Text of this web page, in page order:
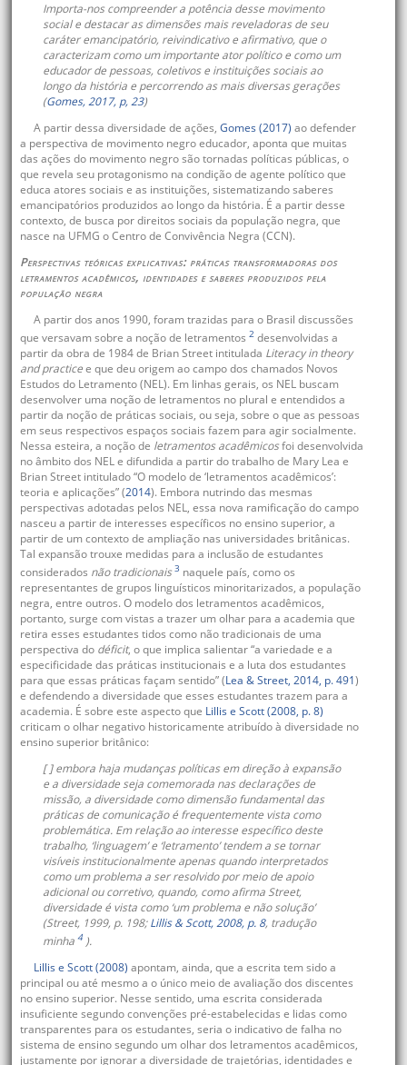
Importa-nos compreender a potência desse movimento
social e destacar as dimensões mais reveladoras de seu
caráter emancipatório, reivindicativo e afirmativo, que o
caracterizam como um importante ator político e como um
educador de pessoas, coletivos e instituições sociais ao
longo da história e percorrendo as mais diversas gerações
(Gomes, 2017, p, 23)
A partir dessa diversidade de ações, Gomes (2017) ao defender
a perspectiva de movimento negro educador, aponta que muitas
das ações do movimento negro são tornadas políticas públicas, o
que revela seu protagonismo na condição de agente político que
educa atores sociais e as instituições, sistematizando saberes
emancipatórios produzidos ao longo da história. É a partir desse
contexto, de busca por direitos sociais da população negra, que
nasce na UFMG o Centro de Convivência Negra (CCN).
Perspectivas teóricas explicativas: práticas transformadoras dos
letramentos acadêmicos, identidades e saberes produzidos pela
população negra
A partir dos anos 1990, foram trazidas para o Brasil discussões
que versavam sobre a noção de letramentos 2 desenvolvidas a
partir da obra de 1984 de Brian Street intitulada Literacy in theory
and practicee que deu origem ao campo dos chamados Novos
Estudos do Letramento (NEL). Em linhas gerais, os NEL buscam
desenvolver uma noção de letramentos no plural e entendidos a
partir da noção de práticas sociais, ou seja, sobre o que as pessoas
em seus respectivos espaços sociais fazem para agir socialmente.
Nessa esteira, a noção de letramentos acadêmicosfoi desenvolvida
no âmbito dos NEL e difundida a partir do trabalho de Mary Lea e
Brian Street intitulado “O modelo de ‘letramentos acadêmicos’:
teoria e aplicações” (2014). Embora nutrindo das mesmas
perspectivas adotadas pelos NEL, essa nova ramificação do campo
nasceu a partir de interesses específicos no ensino superior, a
partir de um contexto de ampliação nas universidades britânicas.
Tal expansão trouxe medidas para a inclusão de estudantes
considerados não tradicionais 3 naquele país, como os
representantes de grupos linguísticos minoritarizados, a população
negra, entre outros. O modelo dos letramentos acadêmicos,
portanto, surge com vistas a trazer um olhar para a academia que
retira esses estudantes tidos como não tradicionais de uma
perspectiva do déficit, o que implica salientar “a variedade e a
especificidade das práticas institucionais e a luta dos estudantes
para que essas práticas façam sentido” (Lea & Street, 2014, p. 491)
e defendendo a diversidade que esses estudantes trazem para a
academia. É sobre este aspecto que Lillis e Scott (2008, p. 8)
criticam o olhar negativo historicamente atribuído à diversidade no
ensino superior britânico:
[ ] embora haja mudanças políticas em direção à expansão
e a diversidade seja comemorada nas declarações de
missão, a diversidade como dimensão fundamental das
práticas de comunicação é frequentemente vista como
problemática. Em relação ao interesse específico deste
trabalho, ‘linguagem’ e ‘letramento’ tendem a se tornar
visíveis institucionalmente apenas quando interpretados
como um problema a ser resolvido por meio de apoio
adicional ou corretivo, quando, como afirma Street,
diversidade é vista como ‘um problema e não solução’
(Street, 1999, p. 198;Lillis & Scott, 2008, p. 8, tradução
minha 4 ).
Lillis e Scott (2008) apontam, ainda, que a escrita tem sido a
principal ou até mesmo a o único meio de avaliação dos discentes
no ensino superior. Nesse sentido, uma escrita considerada
insuficiente segundo convenções pré-estabelecidas e lidas como
transparentes para os estudantes, seria o indicativo de falha no
sistema de ensino segundo um olhar dos letramentos acadêmicos,
justamente por ignorar a diversidade de trajetórias, identidades e